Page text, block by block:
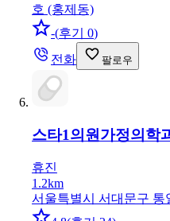
호 (홍제동)
-(후기 0)
전화
팔로우
스타1의원 가정의학
휴진
1.2km
서울특별시 서대문구 통